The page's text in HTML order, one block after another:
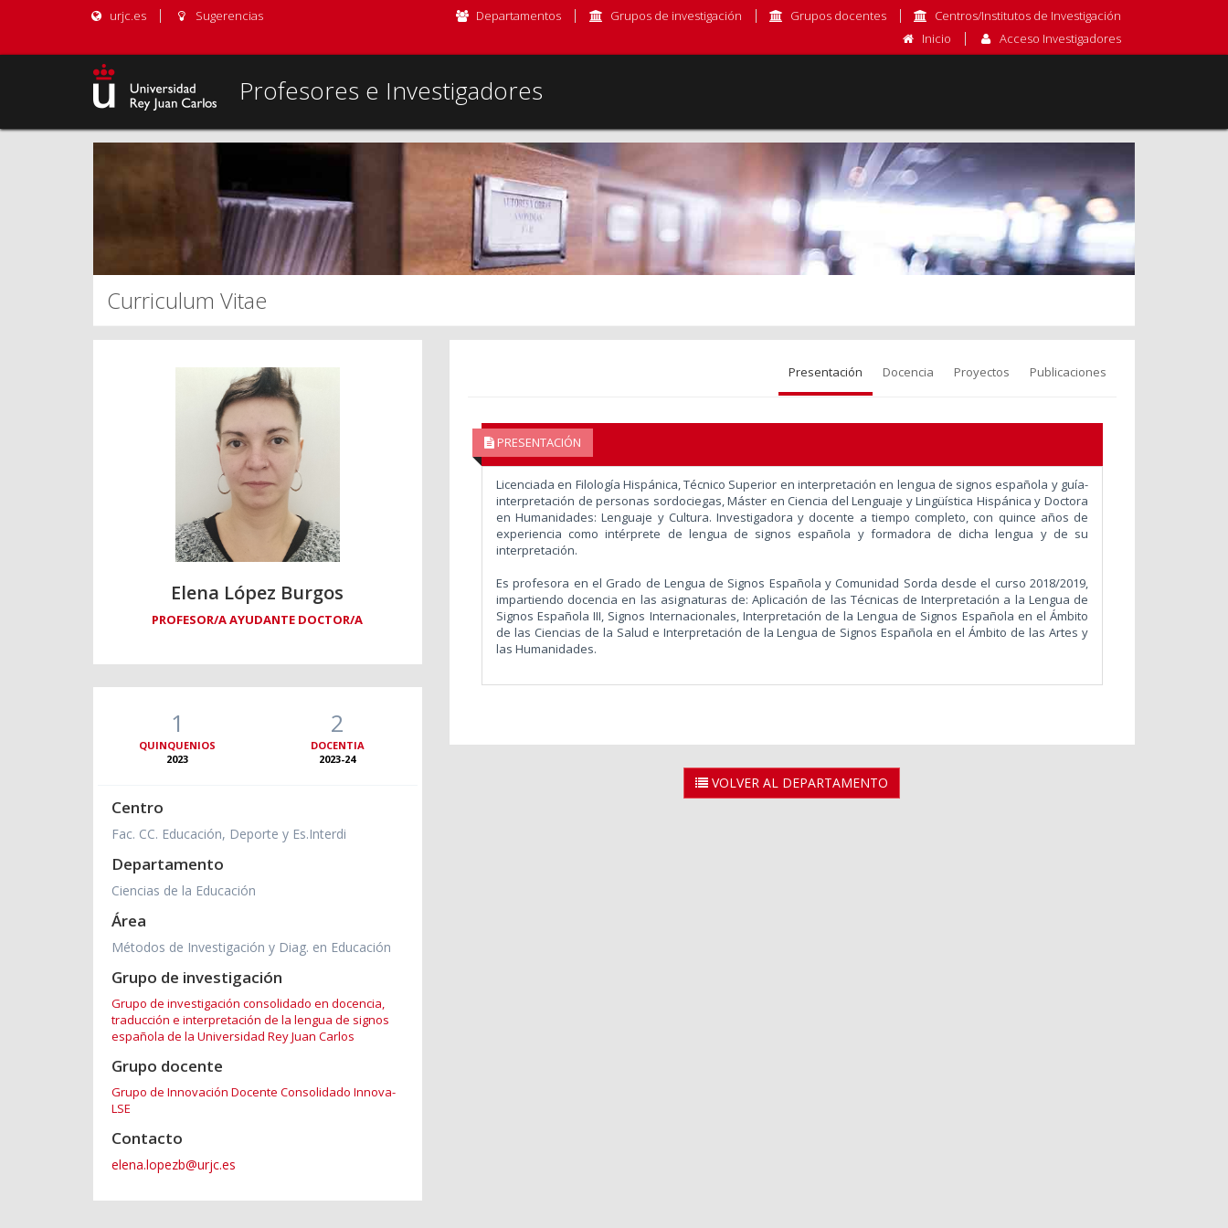
urjc.es Sugerencias Departamentos Grupos de investigación Grupos docentes
Centros/Institutos de Investigación
Inicio
Acceso Investigadores
Profesores e Investigadores
Curriculum Vitae
Elena López Burgos
PROFESOR/A AYUDANTE DOCTOR/A
1
QUINQUENIOS
2023
2
DOCENTIA
2023-24
Centro
Fac. CC. Educación, Deporte y Es.Interdi
Departamento
Ciencias de la Educación
Área
Métodos de Investigación y Diag. en Educación
Grupo de investigación
Grupo de investigación consolidado en docencia,
traducción e interpretación de la lengua de signos
española de la Universidad Rey Juan Carlos
Grupo docente
Grupo de Innovación Docente Consolidado Innova-
LSE
Contacto
elena.lopezb@urjc.es
Presentación Docencia Proyectos Publicaciones
PRESENTACIÓN
Licenciada en Filología Hispánica, Técnico Superior en interpretación en lengua de signos española y guía-
interpretación de personas sordociegas, Máster en Ciencia del Lenguaje y Lingüística Hispánica y Doctora
en Humanidades: Lenguaje y Cultura. Investigadora y docente a tiempo completo, con quince años de
experiencia como intérprete de lengua de signos española y formadora de dicha lengua y de su
interpretación.
Es profesora en el Grado de Lengua de Signos Española y Comunidad Sorda desde el curso 2018/2019,
impartiendo docencia en las asignaturas de: Aplicación de las Técnicas de Interpretación a la Lengua de
Signos Española III, Signos Internacionales, Interpretación de la Lengua de Signos Española en el Ámbito
de las Ciencias de la Salud e Interpretación de la Lengua de Signos Española en el Ámbito de las Artes y
las Humanidades.
VOLVER AL DEPARTAMENTO